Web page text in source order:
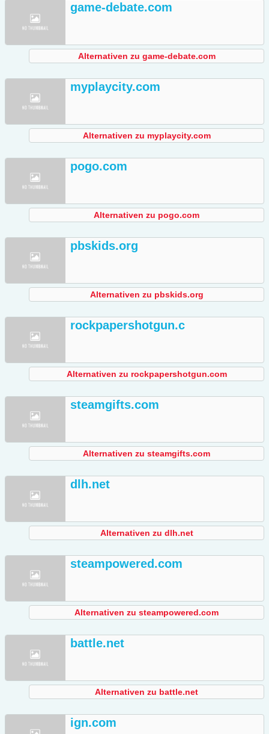
game-debate.com
Alternativen zu game-debate.com
myplaycity.com
Alternativen zu myplaycity.com
pogo.com
Alternativen zu pogo.com
pbskids.org
Alternativen zu pbskids.org
rockpapershotgun.c
Alternativen zu rockpapershotgun.com
steamgifts.com
Alternativen zu steamgifts.com
dlh.net
Alternativen zu dlh.net
steampowered.com
Alternativen zu steampowered.com
battle.net
Alternativen zu battle.net
ign.com